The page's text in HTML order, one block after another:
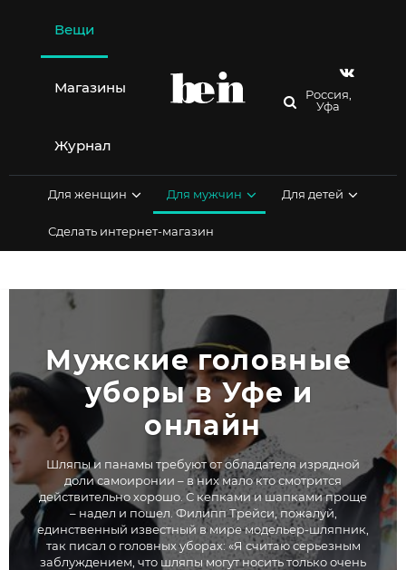
содержимому
Вещи
Магазины
Журнал
Россия,
Уфа
Для женщин Для мужчин Для детей
Сделать интернет-магазин
Мужские головные
уборы в Уфе и
онлайн
Шляпы и панамы требуют от обладателя изрядной
доли самоиронии – в них мало кто смотрится
действительно хорошо. С кепками и шапками проще
– надел и пошел. Филипп Трейси, пожалуй,
единственный известный в мире модельер-шляпник,
так писал о головных уборах: «Я считаю серьезным
заблуждением, что шляпы могут носить только очень